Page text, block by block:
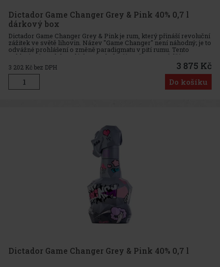
Dictador Game Changer Grey & Pink 40% 0,7 l
dárkový box
Dictador Game Changer Grey & Pink je rum, který přináší revoluční
zážitek ve světě lihovin. Název "Game Changer" není náhodný; je to
odvážné prohlášení o změně paradigmatu v pití rumu. Tento
exkluzivní produkt v dárkovém balení je určen pro vůdčí
3 202 Kč bez DPH 3 875 Kč
Do košíku
Dictador Game Changer Grey & Pink 40% 0,7 l